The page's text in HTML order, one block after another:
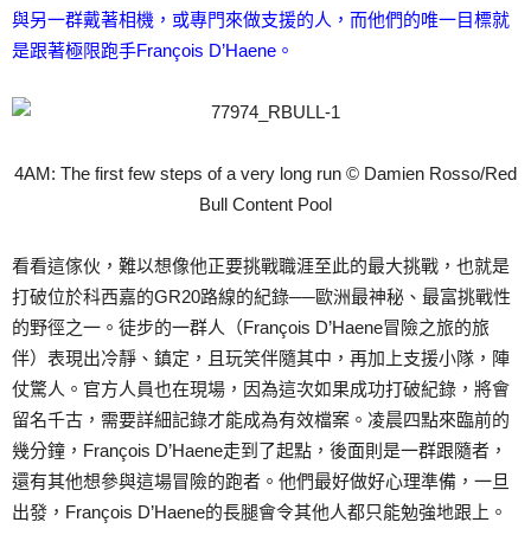
與另一群戴著相機，或專門來做支援的人，而他們的唯一目標就
是跟著極限跑手François D’Haene。
4AM: The first few steps of a very long run © Damien Rosso/Red
Bull Content Pool
看看這傢伙，難以想像他正要挑戰職涯至此的最大挑戰，也就是
打破位於科西嘉的GR20路線的紀錄──歐洲最神秘、最富挑戰性
的野徑之一。徒步的一群人（François D’Haene冒險之旅的旅
伴）表現出冷靜、鎮定，且玩笑伴隨其中，再加上支援小隊，陣
仗驚人。官方人員也在現場，因為這次如果成功打破紀錄，將會
留名千古，需要詳細記錄才能成為有效檔案。凌晨四點來臨前的
幾分鐘，François D’Haene走到了起點，後面則是一群跟隨者，
還有其他想參與這場冒險的跑者。他們最好做好心理準備，一旦
出發，François D’Haene的長腿會令其他人都只能勉強地跟上。